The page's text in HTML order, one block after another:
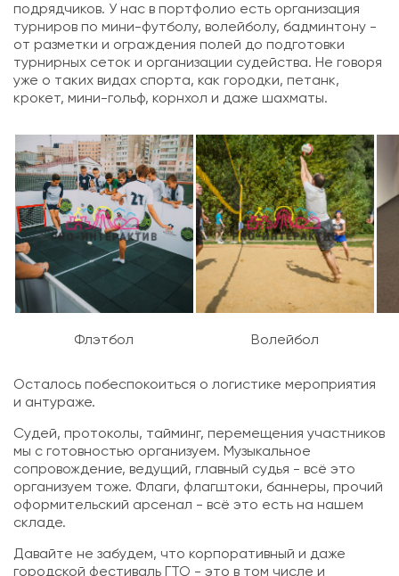
подрядчиков. У нас в портфолио есть организация
турниров по мини-футболу, волейболу, бадминтону -
от разметки и ограждения полей до подготовки
турнирных сеток и организации судейства. Не говоря
уже о таких видах спорта, как городки, петанк,
крокет, мини-гольф, корнхол и даже шахматы.
Флэтбол Волейбол
Осталось побеспокоиться о логистике мероприятия
и антураже.
Судей, протоколы, тайминг, перемещения участников
мы с готовностью организуем. Музыкальное
сопровождение, ведущий, главный судья - всё это
организуем тоже. Флаги, флагштоки, баннеры, прочий
оформительский арсенал - всё это есть на нашем
складе.
Давайте не забудем, что корпоративный и даже
городской фестиваль ГТО - это в том числе и